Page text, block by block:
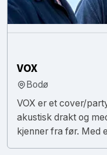
VOX
Bodø
VOX er et cover/
akustisk drakt og
kjenner fra før. Med